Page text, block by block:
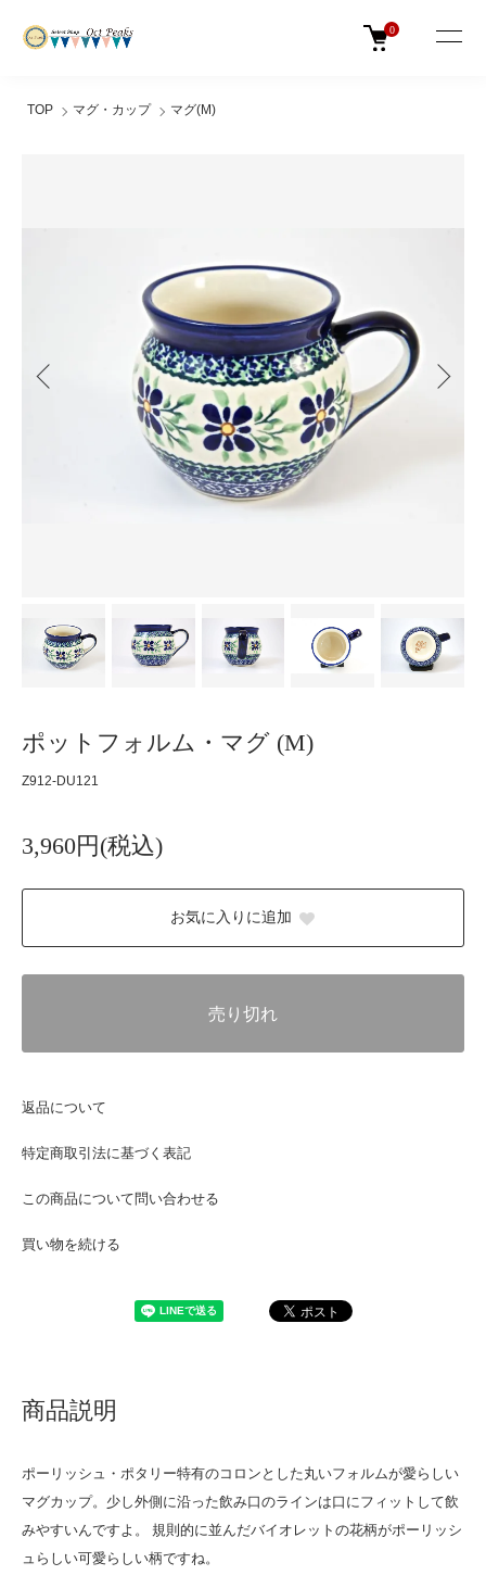
0
TOP マグ・カップ マグ(M)
ポットフォルム・マグ (M)
Z912-DU121
3,960円(税込)
お気に入りに追加
売り切れ
返品について
特定商取引法に基づく表記
この商品について問い合わせる
買い物を続ける
商品説明
ポーリッシュ・ポタリー特有のコロンとした丸いフォルムが愛らしい
マグカップ。少し外側に沿った飲み口のラインは口にフィットして飲
みやすいんですよ。 規則的に並んだバイオレットの花柄がポーリッシ
ュらしい可愛らしい柄ですね。